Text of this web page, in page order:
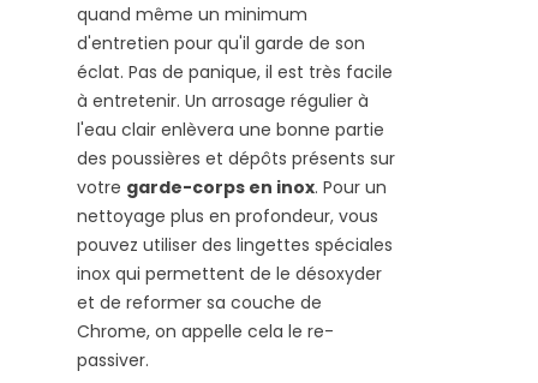
quand même un minimum
d'entretien pour qu'il garde de son
éclat. Pas de panique, il est très facile
à entretenir. Un arrosage régulier à
l'eau clair enlèvera une bonne partie
des poussières et dépôts présents sur
votre garde-corps en inox. Pour un
nettoyage plus en profondeur, vous
pouvez utiliser des lingettes spéciales
inox qui permettent de le désoxyder
et de reformer sa couche de
Chrome, on appelle cela le re-
passiver.